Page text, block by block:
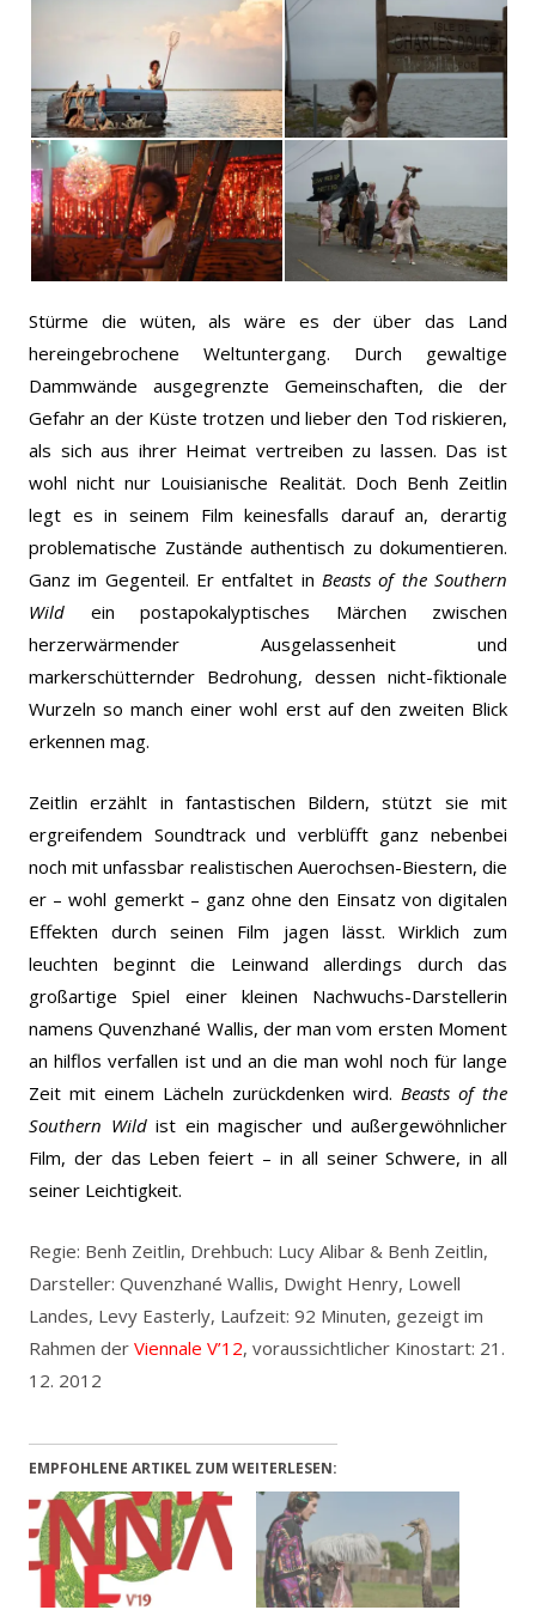
Stürme die wüten, als wäre es der über das Land
hereingebrochene Weltuntergang. Durch gewaltige
Dammwände ausgegrenzte Gemeinschaften, die der
Gefahr an der Küste trotzen und lieber den Tod riskieren,
als sich aus ihrer Heimat vertreiben zu lassen. Das ist
wohl nicht nur Louisianische Realität. Doch Benh Zeitlin
legt es in seinem Film keinesfalls darauf an, derartig
problematische Zustände authentisch zu dokumentieren.
Ganz im Gegenteil. Er entfaltet in Beasts of the Southern
Wild ein postapokalyptisches Märchen zwischen
herzerwärmender Ausgelassenheit und
markerschütternder Bedrohung, dessen nicht-fiktionale
Wurzeln so manch einer wohl erst auf den zweiten Blick
erkennen mag.
Zeitlin erzählt in fantastischen Bildern, stützt sie mit
ergreifendem Soundtrack und verblüfft ganz nebenbei
noch mit unfassbar realistischen Auerochsen-Biestern, die
er – wohl gemerkt – ganz ohne den Einsatz von digitalen
Effekten durch seinen Film jagen lässt. Wirklich zum
leuchten beginnt die Leinwand allerdings durch das
großartige Spiel einer kleinen Nachwuchs-Darstellerin
namens Quvenzhané Wallis, der man vom ersten Moment
an hilflos verfallen ist und an die man wohl noch für lange
Zeit mit einem Lächeln zurückdenken wird. Beasts of the
Southern Wildist ein magischer und außergewöhnlicher
Film, der das Leben feiert – in all seiner Schwere, in all
seiner Leichtigkeit.
Regie: Benh Zeitlin, Drehbuch: Lucy Alibar & Benh Zeitlin,
Darsteller: Quvenzhané Wallis, Dwight Henry, Lowell
Landes, Levy Easterly, Laufzeit: 92 Minuten, gezeigt im
Rahmen der Viennale V’12, voraussichtlicher Kinostart: 21.
12. 2012
EMPFOHLENE ARTIKEL ZUM WEITERLESEN: